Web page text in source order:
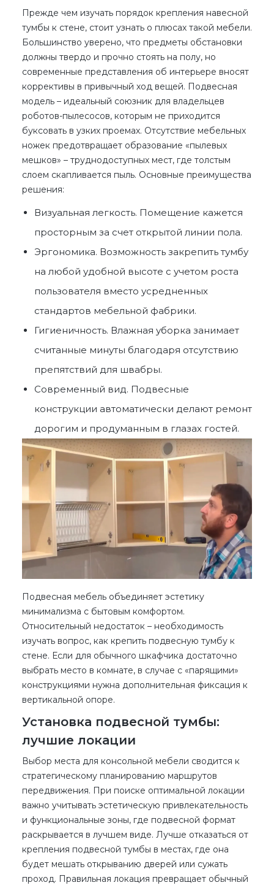
Прежде чем изучать порядок крепления навесной
тумбы к стене, стоит узнать о плюсах такой мебели.
Большинство уверено, что предметы обстановки
должны твердо и прочно стоять на полу, но
современные представления об интерьере вносят
коррективы в привычный ход вещей. Подвесная
модель – идеальный союзник для владельцев
роботов-пылесосов, которым не приходится
буксовать в узких проемах. Отсутствие мебельных
ножек предотвращает образование «пылевых
мешков» – труднодоступных мест, где толстым
слоем скапливается пыль. Основные преимущества
решения:
Визуальная легкость. Помещение кажется
просторным за счет открытой линии пола.
Эргономика. Возможность закрепить тумбу
на любой удобной высоте с учетом роста
пользователя вместо усредненных
стандартов мебельной фабрики.
Гигиеничность. Влажная уборка занимает
считанные минуты благодаря отсутствию
препятствий для швабры.
Современный вид. Подвесные
конструкции автоматически делают ремонт
дорогим и продуманным в глазах гостей.
Подвесная мебель объединяет эстетику
минимализма с бытовым комфортом.
Относительный недостаток – необходимость
изучать вопрос, как крепить подвесную тумбу к
стене. Если для обычного шкафчика достаточно
выбрать место в комнате, в случае с «парящими»
конструкциями нужна дополнительная фиксация к
вертикальной опоре.
Установка подвесной тумбы:
лучшие локации
Выбор места для консольной мебели сводится к
стратегическому планированию маршрутов
передвижения. При поиске оптимальной локации
важно учитывать эстетическую привлекательность
и функциональные зоны, где подвесной формат
раскрывается в лучшем виде. Лучше отказаться от
крепления подвесной тумбы в местах, где она
будет мешать открыванию дверей или сужать
проход. Правильная локация превращает обычный